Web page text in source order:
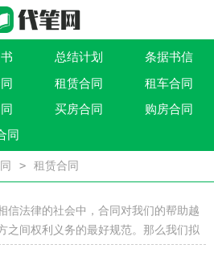
总结计划 条据书信
祝福语 买卖类合同
同 劳动类合同 租售类合同
租赁合同
租车合同
买房合同
购房合同
同
> 租赁合同
信法律的社会中，合同对我们的帮助越
之间权利义务的最好规范。那么我们拟
题呢？以下是小编为大...